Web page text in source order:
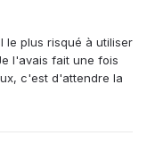
le plus risqué à utiliser
l'avais fait une fois
c'est d'attendre la